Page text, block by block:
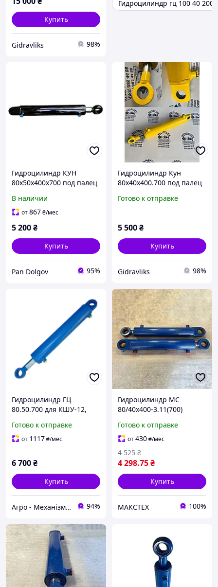
Купить
Gidravliks 98%
Гидроцилиндр гц 100 40 200
Гидроцилиндр КУН
80х50х400х700 под палец
В наличии
от867₴/мес
5 200₴
Купить
Pan Dolgov 95%
Гидроцилиндр Кун
80х40х400.700 под палец
Готово к отправке
5 500₴
Купить
Gidravliks 98%
Гидроцилиндр ГЦ
80.50.700 для КШУ-12,
800, ТО 49 и
сельхозмашин
Готово к отправке
от 1117₴/мес
6 700₴
Купить
Агро - Механізм. Запчастини та комплектуючі до сільськогосподарської техніки 94%
Гидроцилиндр МС
80/40х400-3.11(700)
Готово к отправке
от430₴/мес
4 298.75₴
4 525 ₴
Купить
МАКСТЕХ 100%